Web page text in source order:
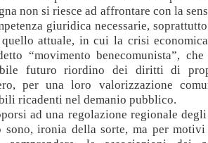
non si riesce ad affrontare con la
giuridica necessarie,
quello attuale, in cui la crisi
“movimento benecomunista”,
futuro riordino dei diritti di
per una loro valorizzazione
ricadenti nel demanio pubblico.
ad una regolazione regionale
sono, ironia della sorte, ma per motivi